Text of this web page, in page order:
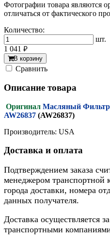
Фотографии товара являются
отличаться от фактического
Количество:
шт.
1 041
руб.
В корзину
Cравнить
Описание товара
Оригинал Масляный Фильтр
AW26837 (AW26837)
Производитель: USA
Доставка и оплата
Подтверждением заказа
менеджером транспортной
города доставки, номера
данных получателя.
Доставка осуществляется
транспортными